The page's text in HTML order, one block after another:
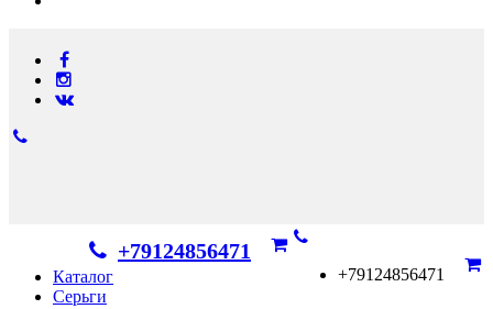
+79124856471
+79124856471
Каталог
Серьги